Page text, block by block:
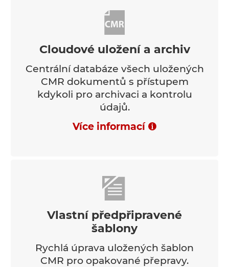
Cloudové uložení a archiv
Centrální databáze všech uložených
CMR dokumentů s přístupem
kdykoli pro archivaci a kontrolu
údajů.
Více informací
Vlastní předpřipravené
šablony
Rychlá úprava uložených šablon
CMR pro opakované přepravy.